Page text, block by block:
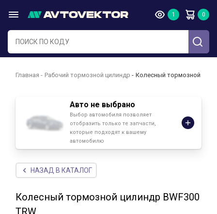
Главная Рабочий тормозной цилиндр Колесный тормозной
Авто не выбрано
Выбор автомобиля позволяет
отобразить только те запчасти,
которые подходят к вашему
автомобилю
НАЗАД В КАТАЛОГ
Колесный тормозной цилиндр BWF300
TRW